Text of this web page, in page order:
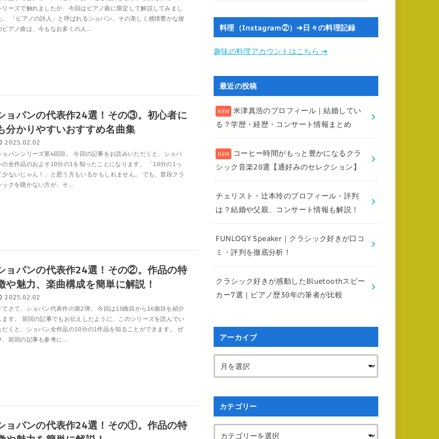
リーズで触れましたが、今回はピアノ曲に限定して解説してみまし
。 「ピアノの詩人」と呼ばれるショパン。その美しく感情豊かな彼
ピアノ曲は、今もなお多くの人...
ョパンの代表作24選！その③。初心者に
分かりやすいおすすめ名曲集
2025.02.02
ョパンシリーズ第4回目。 今回の記事をお読みいただくと、ショパ
の全作品のおよそ10分の1を知ったことになります。 「10分の1っ
少ないじゃん！」と思う方もいるかもしれません。 でも、普段クラ
ックを聴かない方が、そ...
ョパンの代表作24選！その②。作品の特
や魅力、楽曲構成を簡単に解説！
2025.02.02
てさて、ショパン代表作の第2弾。 今回は10曲目から16曲目を紹介
ます。 前回の記事でもお伝えしたように、このシリーズを読んでい
だくと、ショパン全作品の10分の1作品を知ることができます。 ぜ
、前回の記事も参考に...
ョパンの代表作24選！その①。作品の特
料理（Instagram②）➔日々の料理記録
趣味の料理アカウントはこちら ➔
最近の投稿
米津真浩のプロフィール｜結婚してい
る？学歴・経歴・コンサート情報まとめ
コーヒー時間がもっと豊かになるクラ
シック音楽20選【通好みのセレクション】
チェリスト・辻本玲のプロフィール・評判
は？結婚や父親、コンサート情報も解説！
FUNLOGY Speaker｜クラシック好きが口コ
ミ・評判を徹底分析！
クラシック好きが感動したBluetoothスピー
カー7選｜ピアノ歴30年の筆者が比較
アーカイブ
カテゴリー